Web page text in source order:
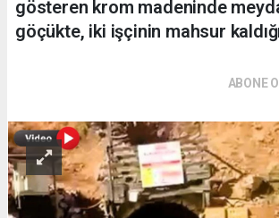
gösteren krom madeninde
göçükte, iki işçinin mahsur
ABONE